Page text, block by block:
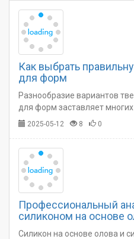
Как выбрать
для форм
Разнообразие вариантов
для форм заставляет
выборе. Они не знают, какую
2025-05-12 8 0
Профессиональный
силиконом на основе
основе платины
Силикон на основе олова и